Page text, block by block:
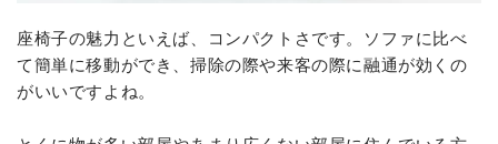
座椅子の魅力といえば、コンパクトさです。ソファに比べ
て簡単に移動ができ、掃除の際や来客の際に融通が効くの
がいいですよね。